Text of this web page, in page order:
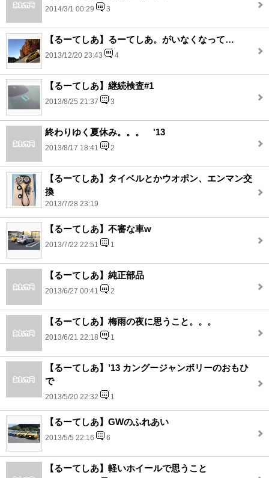
2014/3/1 00:29 3
【るーてしあ】るーてしあ。がいなくなって…
2013/12/20 23:43 4
【るーてしあ】継続検査#1
2013/8/25 21:37 3
終わりゆく夏休み。。。 '13
2013/8/17 18:41 2
【るーてしあ】タイベルとかウオポン、エンマン交
換
2013/7/28 23:19
【るーてしあ】不審な車w
2013/7/22 22:51 1
【るーてしあ】純正部品
2013/6/27 00:41 2
【るーてしあ】梅雨の夜に思うこと。。。
2013/6/21 22:18 1
【るーてしあ】’13 カングージャンボリーのおもひ
で
2013/5/20 22:32 1
【るーてしあ】GWのふれあい
2013/5/5 22:16 6
【るーてしあ】軽いホイールで思うこと